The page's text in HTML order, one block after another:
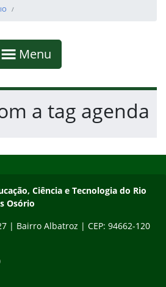
Mostrar
Menu
a tag agenda
Ciência e Tecnologia do Rio
Ciência e Tecnologia do Rio
Osório
| Bairro Albatroz | CEP: 94662-120